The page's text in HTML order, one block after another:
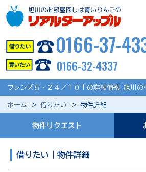
0166-37-
0166-32-4337
フレンズ５・２４／１０１の詳細情報 旭川の
ホーム 借りたい 物件詳細
物件リクエスト
借りたい｜物件詳細